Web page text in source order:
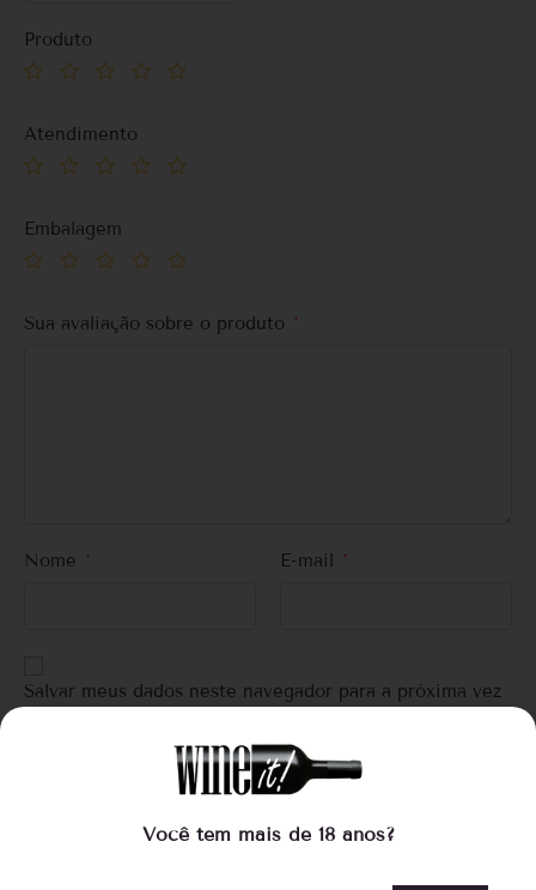
Produto
Atendimento
Embalagem
Sua avaliação sobre o produto *
Nome * E-mail *
Salvar meus dados neste navegador para a próxima vez
Você tem mais de 18 anos?